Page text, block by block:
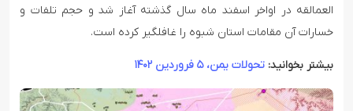
العمالقه در اواخر اسفند ماه سال گذشته آغاز شد و حجم تلفات و
خسارات آن مقامات استان شبوه را غافلگیر کرده است.
بیشتر بخوانید: تحولات یمن، ۵ فروردین ۱۴۰۲